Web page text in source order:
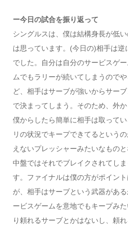
ー今日の試合を振り返って
シングルスは、僕は結構身長が低
は思っています。(今日の)相手は
でした。自分は自分のサービスゲ
ムでもラリーが続いてしまうので
ど、相手はサーブが強いからサー
で決まってしまう。そのため、外
僕からしたら簡単に相手は取って
リの状況でキープできてるという
えないプレッシャーみたいなもの
中盤ではそれでブレイクされてし
す。ファイナルは僕の方がポイン
が、相手はサーブという武器があ
ービスゲームを意地でもキープみ
り頼れるサーブとかはないし、頼